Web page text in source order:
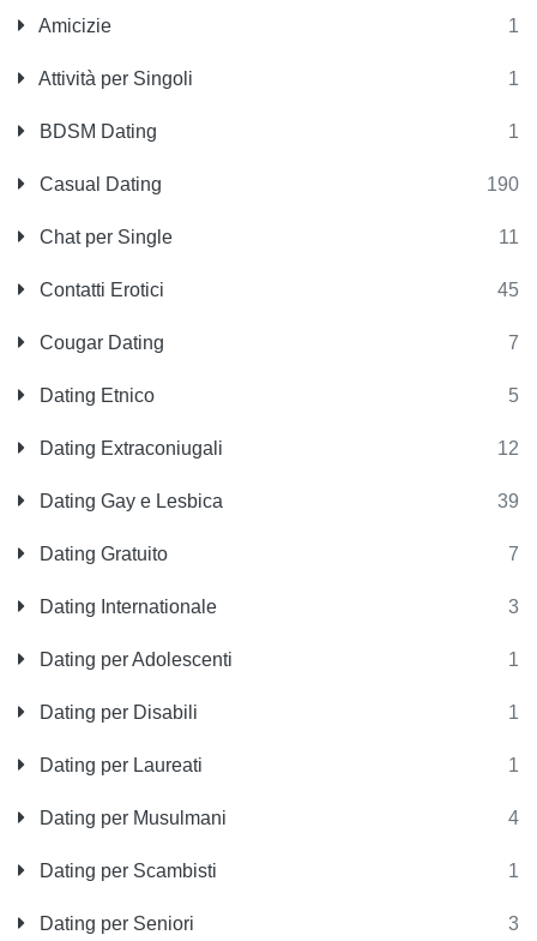
Amicizie 1
Attività per Singoli 1
BDSM Dating 1
Casual Dating 190
Chat per Single 11
Contatti Erotici 45
Cougar Dating 7
Dating Etnico 5
Dating Extraconiugali 12
Dating Gay e Lesbica 39
Dating Gratuito 7
Dating Internationale 3
Dating per Adolescenti 1
Dating per Disabili 1
Dating per Laureati 1
Dating per Musulmani 4
Dating per Scambisti 1
Dating per Seniori 3